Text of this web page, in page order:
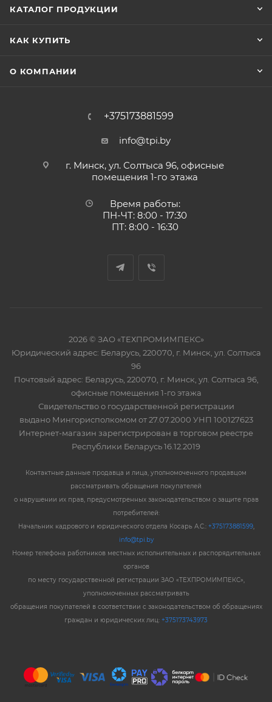
КАТАЛОГ ПРОДУКЦИИ
КАК КУПИТЬ
О КОМПАНИИ
+375173881599
info@tpi.by
г. Минск, ул. Солтыса 96, офисные
помещения 1-го этажа
Время работы:
ПН-ЧТ: 8:00 - 17:30
ПТ: 8:00 - 16:30
2026 © ЗАО «ТЕХПРОМИМПЕКС»
Юридический адрес: Беларусь, 220070, г. Минск, ул. Солтыса
96
Почтовый адрес: Беларусь, 220070, г. Минск, ул. Солтыса 96,
офисные помещения 1-го этажа
Свидетельство о государственной регистрации
выдано Мингорисполкомом от 27.07.2000 УНП 100127623
Интернет-магазин зарегистрирован в торговом реестре
Республики Беларусь 16.12.2019
Контактные данные продавца и лица, уполномоченного продавцом
рассматривать обращения покупателей
о нарушении их прав, предусмотренных законодательством о защите прав
потребителей:
Начальник кадрового и юридического отдела Косарь А.С.: +375173881599,
info@tpi.by
Номер телефона работников местных исполнительных и распорядительных
органов
по месту государственной регистрации ЗАО «ТЕХПРОМИМПЕКС»,
уполномоченных рассматривать
обращения покупателей в соответствии с законодательством об обращениях
граждан и юридических лиц: +375173743973